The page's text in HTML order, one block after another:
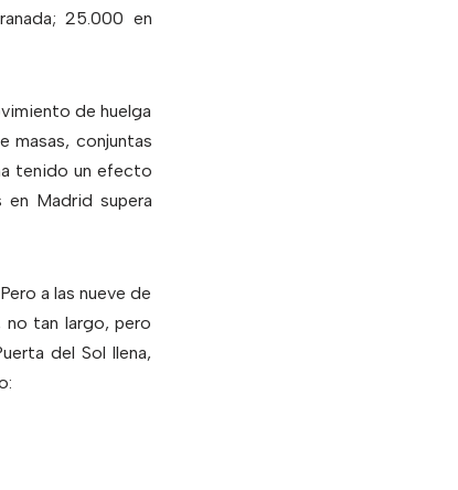
25.000 en
de huelga
conjuntas
tenido un efecto
Madrid supera
a las nueve de
no tan largo, pero
del Sol llena,